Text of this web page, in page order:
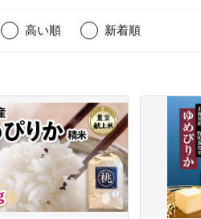
高い順 新着順